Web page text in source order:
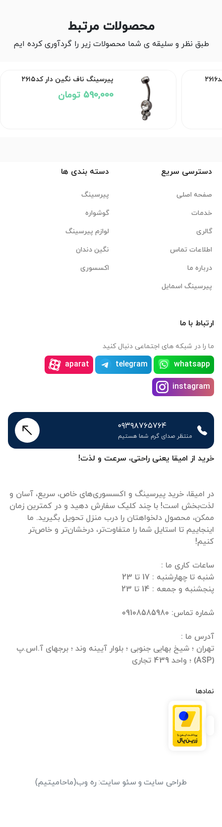
محصولات مرتبط
طبق نظر و سلیقه ی شما محصولات زیر را گردآوری کرده ایم
پیرسینگ ناف نگین دار کد۲۶۱۵
590,000 تومان
خرید از امیقا یعنی راحتی، سرعت و لذت!
در امیقا، خرید پیرسینگ و اکسسوری‌های خاص، سریع، آسان و
لذت‌بخش است! با چند کلیک سفارش دهید و در کمترین زمان
ممکن، محصول دلخواهتان را درب منزل تحویل بگیرید. ما
اینجاییم تا استایل شما را متفاوت‌تر، درخشان‌تر و خاص‌تر
تهران ؛ شیخ بهایی جنوبی ؛ بلوار آیینه وند ؛ برجهای آ.اس.پ
(ASP) ؛ واحد 439 تجاری
نمادها
دسترسی سریع
صفحه اصلی
خدمات
گالری
اطلاعات تماس
درباره ما
پیرسینگ اسمایل
دسته بندی ها
پیرسینگ
گوشواره
لوازم پیرسینگ
نگین دندان
اکسسوری
ارتباط با ما
ما را در شبکه های اجتماعی دنبال کنید
whatsapp
telegram
aparat
instagram
۰۹۳۹۸۷۶۵۷۶۴
منتظر صدای گرم شما هستیم
طراحی سایت و سئو سایت: ره وب(ماحامیتیم)